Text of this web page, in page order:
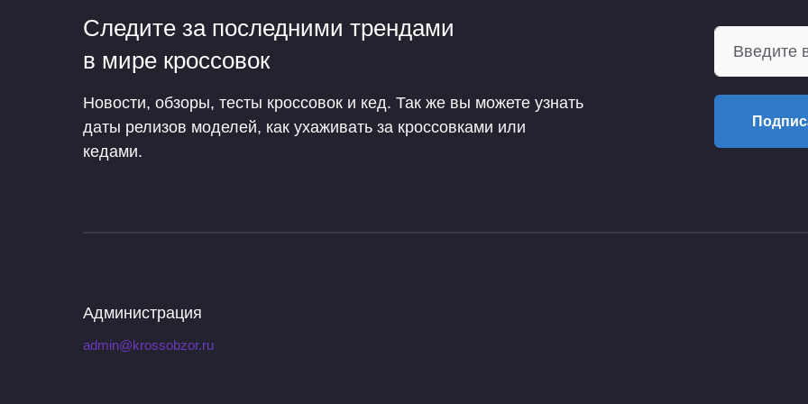
Следите за последними трендами
в мире кроссовок
Новости, обзоры, тесты кроссовок и кед. Так же вы можете узнать
даты релизов моделей, как ухаживать за кроссовками или
кедами.
Администрация
admin@krossobzor.ru